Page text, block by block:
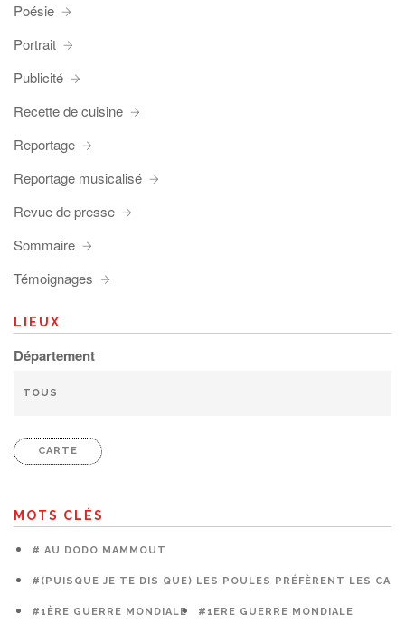
Poésie
Portrait
Publicité
Recette de cuisine
Reportage
Reportage musicalisé
Revue de presse
Sommaire
Témoignages
LIEUX
Département
CARTE
MOTS CLÉS
# AU DODO MAMMOUT
#(PUISQUE JE TE DIS QUE) LES POULES PRÉFÈRENT LES
#1ÈRE GUERRE MONDIALE #1ERE GUERRE MONDIALE